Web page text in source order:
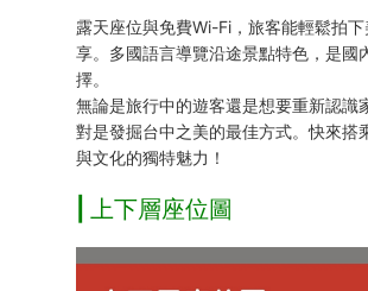
露天座位與免費Wi-Fi，旅客能輕鬆拍
享。多國語言導覽沿途景點特色，是國
擇。
無論是旅行中的遊客還是想要重新認識
對是發掘台中之美的最佳方式。快來搭
與文化的獨特魅力！
| 上下層座位圖